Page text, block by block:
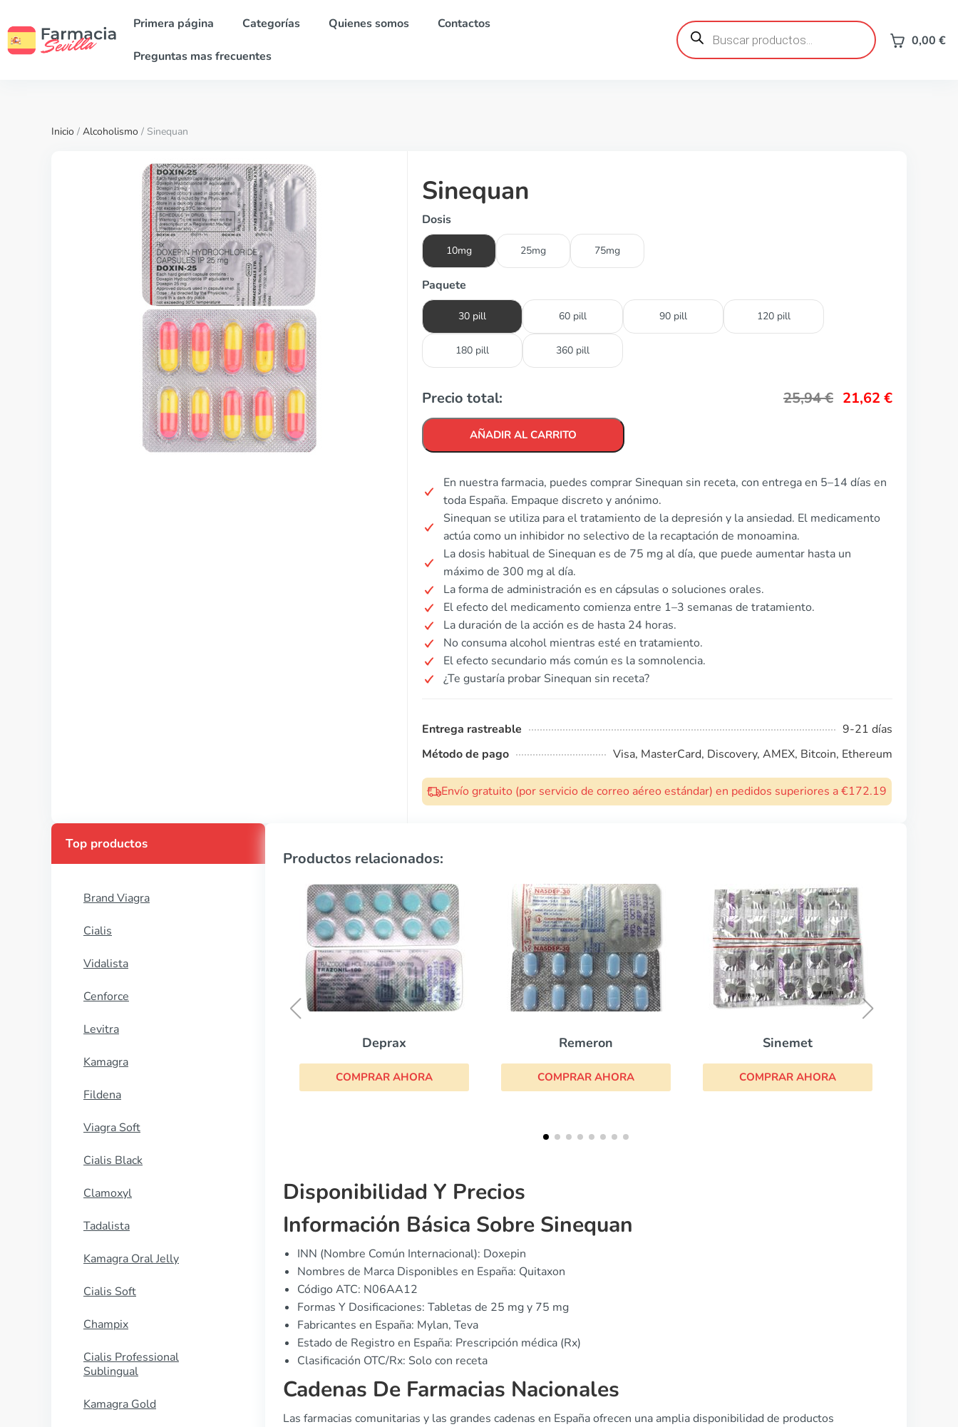
Primera página Categorías Quienes somos Contactos
Preguntas mas frecuentes
Búsqueda
de
productos 0,00 €
Inicio / Alcoholismo / Sinequan
Sinequan
Dosis
10mg 25mg 75mg
Paquete
30 pill 60 pill 90 pill 120 pill
180 pill 360 pill
Precio total: 25,94€ 21,62 €
AÑADIR AL CARRITO
En nuestra farmacia, puedes comprar Sinequan sin receta, con entrega en 5–14 días en
toda España. Empaque discreto y anónimo.
Sinequan se utiliza para el tratamiento de la depresión y la ansiedad. El medicamento
actúa como un inhibidor no selectivo de la recaptación de monoamina.
La dosis habitual de Sinequan es de 75 mg al día, que puede aumentar hasta un
máximo de 300 mg al día.
La forma de administración es en cápsulas o soluciones orales.
El efecto del medicamento comienza entre 1–3 semanas de tratamiento.
La duración de la acción es de hasta 24 horas.
No consuma alcohol mientras esté en tratamiento.
El efecto secundario más común es la somnolencia.
¿Te gustaría probar Sinequan sin receta?
Entrega rastreable
9-21 días
Método de pago
Visa, MasterCard, Discovery, AMEX, Bitcoin, Ethereum
Envío gratuito (por servicio de correo aéreo estándar) en pedidos superiores a €172.19
Top productos
Brand Viagra
Cialis
Vidalista
Cenforce
Levitra
Kamagra
Fildena
Viagra Soft
Cialis Black
Clamoxyl
Tadalista
Kamagra Oral Jelly
Cialis Soft
Champix
Cialis Professional
Sublingual
Kamagra Gold
Productos relacionados:
Remeron
COMPRAR AHORA
Sinemet
COMPRAR AHORA
Effexor Xr
Disponibilidad Y Precios
Información Básica Sobre Sinequan
INN (Nombre Común Internacional): Doxepin
Nombres de Marca Disponibles en España: Quitaxon
Código ATC: N06AA12
Formas Y Dosificaciones: Tabletas de 25 mg y 75 mg
Fabricantes en España: Mylan, Teva
Estado de Registro en España: Prescripción médica (Rx)
Clasificación OTC/Rx: Solo con receta
Cadenas De Farmacias Nacionales
Las farmacias comunitarias y las grandes cadenas en España ofrecen una amplia disponibilidad de productos